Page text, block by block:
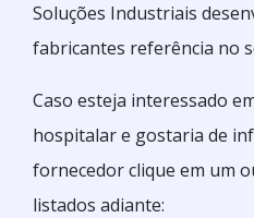
Soluções Industriais
fabricantes referência no
Caso esteja interessado
hospitalar e gostaria de
fornecedor clique em um
listados adiante: